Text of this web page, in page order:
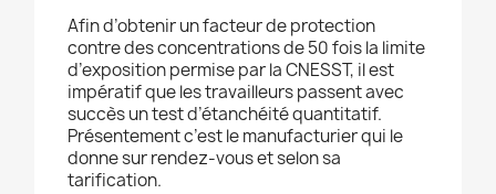
Afin d’obtenir un facteur de protection
contre des concentrations de 50 fois la limite
d’exposition permise par la CNESST, il est
impératif que les travailleurs passent avec
succès un test d’étanchéité quantitatif.
Présentement c’est le manufacturier qui le
donne sur rendez-vous et selon sa
tarification.